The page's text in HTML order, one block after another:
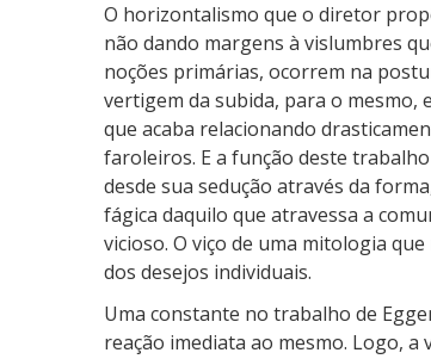
O horizontalismo que o diretor
não dando margens à vislumbres
noções primárias, ocorrem na
vertigem da subida, para o mesmo,
que acaba relacionando
faroleiros. E a função deste
desde sua sedução através da
fágica daquilo que atravessa a
vicioso. O viço de uma mitologia
dos desejos individuais.
Uma constante no trabalho de
reação imediata ao mesmo. Logo,